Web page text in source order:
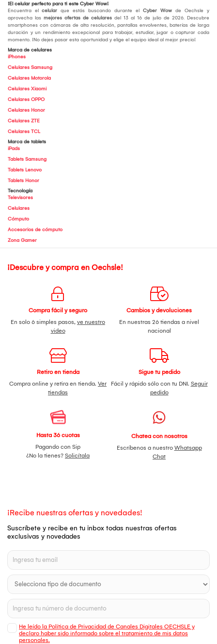
¡El celular perfecto para ti este Cyber Wow!
Encuentra el celular que estás buscando durante el Cyber Wow de Oechsle y
aprovecha las mejores ofertas de celulares del 13 al 16 de julio de 2026. Descubre
smartphones con cámaras de alta resolución, pantallas envolventes, baterías de larga
duración y un rendimiento excepcional para trabajar, estudiar, jugar o capturar cada
momento. ¡No dejes pasar esta oportunidad y elige el equipo ideal al mejor precio!
Marca de celulares
iPhones
Celulares Samsung
Celulares Motorola
Celulares Xiaomi
Celulares OPPO
Celulares Honor
Celulares ZTE
Celulares TCL
Marca de tablets
iPads
Tablets Samsung
Tablets Lenovo
Tablets Honor
Tecnología
Televisores
Celulares
Cómputo
Accesorios de cómputo
Zona Gamer
¡Descubre y compra en Oechsle!
Compra fácil y seguro
En solo 6 simples pasos, ve nuestro
video
Cambios y devoluciones
En nuestras 26 tiendas a nivel
nacional
Retiro en tienda
Compra online y retira en tienda. Ver
tiendas
Sigue tu pedido
Fácil y rápido sólo con tu DNI. Seguir
pedido
Hasta 36 cuotas
Pagando con Sip
¿No la tienes? Solicítala
Chatea con nosotros
Escríbenos a nuestro Whatsapp
Chat
¡Recibe nuestras ofertas y novedades!
Suscríbete y recibe en tu inbox todas nuestras ofertas
exclusivas y novedades
He leído la Política de Privacidad de Canales Digitales OECHSLE y
declaro haber sido informado sobre el tratamiento de mis datos
personales.